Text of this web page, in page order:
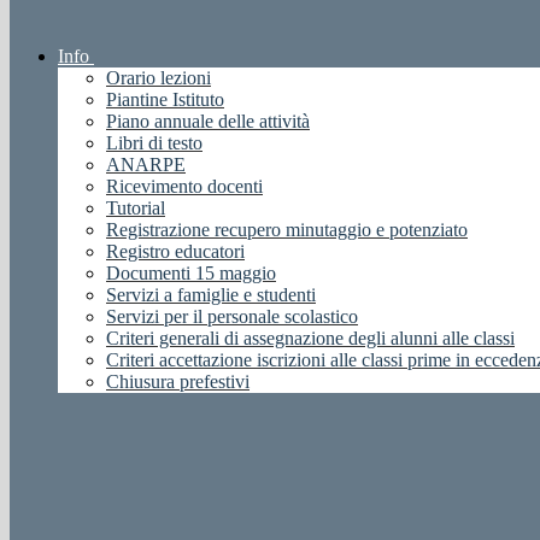
Info
Orario lezioni
Piantine Istituto
Piano annuale delle attività
Libri di testo
ANARPE
Ricevimento docenti
Tutorial
Registrazione recupero minutaggio e potenziato
Registro educatori
Documenti 15 maggio
Servizi a famiglie e studenti
Servizi per il personale scolastico
Criteri generali di assegnazione degli alunni alle classi
Criteri accettazione iscrizioni alle classi prime in
Chiusura prefestivi